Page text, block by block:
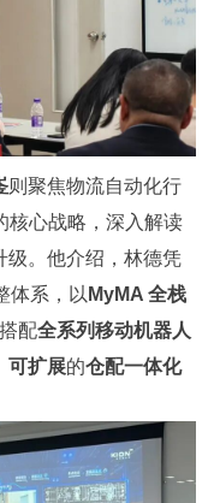
则聚焦物流自动化行
核心战略，深入解读
级。他介绍，林德凭
体系，以 MyMA 全栈
配全系列移动机器人
可扩展的仓配一体化